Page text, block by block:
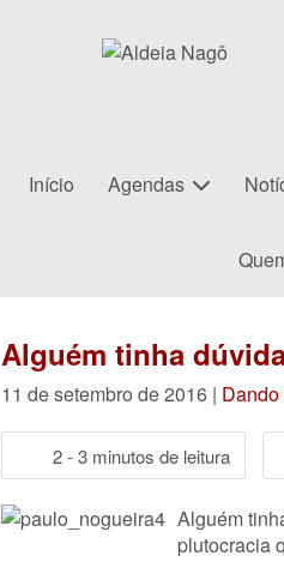
Início Agendas
Alguém tinha
11 de setembro de 2016 |
2 - 3 minutos de leitura
Alguém
plutocracia